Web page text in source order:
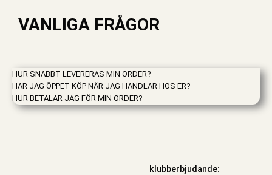
VANLIGA FRÅGOR
HUR SNABBT LEVERERAS MIN ORDER?
HAR JAG ÖPPET KÖP NÄR JAG HANDLAR HOS ER?
HUR BETALAR JAG FÖR MIN ORDER?
klubberbjudande: